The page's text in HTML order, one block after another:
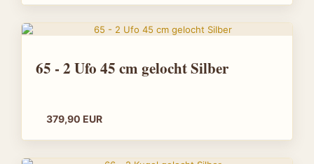
65 - 2 Ufo 45 cm gelocht Silber
379,90 EUR